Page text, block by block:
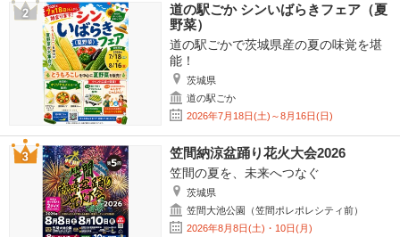
道の駅ごか シンいばらきフェア（夏
野菜）
道の駅ごかで茨城県産の夏の味覚を堪
能！
茨城県
道の駅ごか
2026年7月18日(土)～8月16日(日)
笠間納涼盆踊り花火大会2026
笠間の夏を、未来へつなぐ
茨城県
笠間大池公園（笠間ポレポレシティ前）
2026年8月8日(土)・10日(月)